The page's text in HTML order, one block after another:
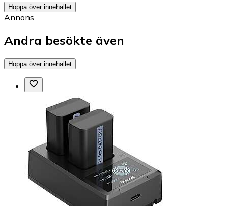
Hoppa över innehållet
Annons
Andra besökte även
Hoppa över innehållet